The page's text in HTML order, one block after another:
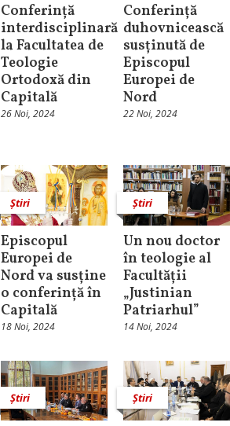
Conferință
interdisciplinară
la Facultatea de
Teologie
Ortodoxă din
Capitală
26 Noi, 2024
Conferință
duhovnicească
susținută de
Episcopul
Europei de
Nord
22 Noi, 2024
Știri
Episcopul
Europei de
Nord va susține
o conferință în
Capitală
18 Noi, 2024
Știri
Un nou doctor
în teologie al
Facultății
„Justinian
Patriarhul”
14 Noi, 2024
Știri Știri